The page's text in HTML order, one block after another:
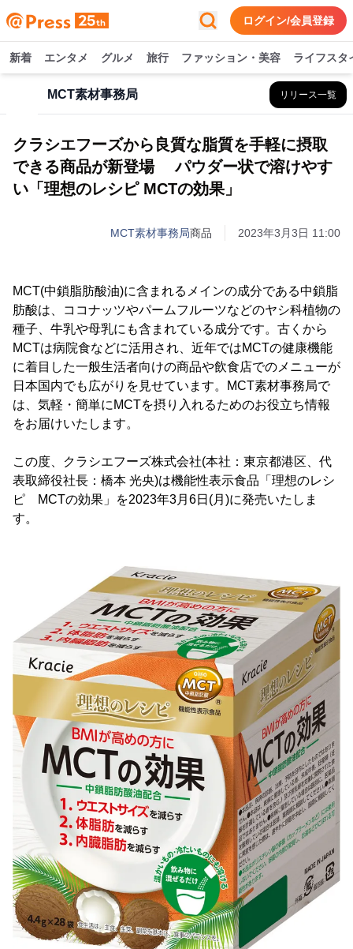
ログイン/会員登録
新着 エンタメ グルメ 旅行 ファッション・美容 ライフスタ
MCT素材事務局 リリース一覧
クラシエフーズから良質な脂質を手軽に摂取
できる商品が新登場 パウダー状で溶けやす
い「理想のレシピ MCTの効果」
MCT素材事務局商品 2023年3月3日 11:00
MCT(中鎖脂肪酸油)に含まれるメインの成分である中鎖脂
肪酸は、ココナッツやパームフルーツなどのヤシ科植物の
種子、牛乳や母乳にも含まれている成分です。古くから
MCTは病院食などに活用され、近年ではMCTの健康機能
に着目した一般生活者向けの商品や飲食店でのメニューが
日本国内でも広がりを見せています。MCT素材事務局で
は、気軽・簡単にMCTを摂り入れるためのお役立ち情報
をお届けいたします。
この度、クラシエフーズ株式会社(本社：東京都港区、代
表取締役社長：橋本 光央)は機能性表示食品「理想のレシ
ピ MCTの効果」を2023年3月6日(月)に発売いたしま
す。